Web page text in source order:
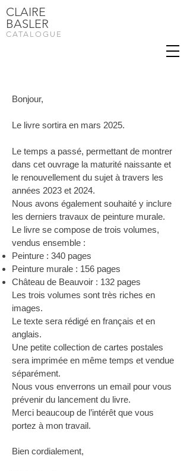
CLAIRE
BASLER
CATALOGUE
Bonjour,
Le livre sortira en mars 2025.
Le temps a passé, permettant de montrer
dans cet ouvrage la maturité naissante et
le renouvellement du sujet à travers les
années 2023 et 2024.
Nous avons également souhaité y inclure
les derniers travaux de peinture murale.
Le livre se compose de trois volumes,
vendus ensemble :
Peinture : 340 pages
Peinture murale : 156 pages
Château de Beauvoir : 132 pages
Les trois volumes sont très riches en
images.
Le texte sera rédigé en français et en
anglais.
Une petite collection de cartes postales
sera imprimée en même temps et vendue
séparément.
Nous vous enverrons un email pour vous
prévenir du lancement du livre.
Merci beaucoup de l’intérêt que vous
portez à mon travail.
Bien cordialement,